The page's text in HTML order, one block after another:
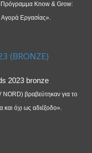
Know & Grow:
Εργασίας».
(BRONZE)
βραβεύτηκαν για το
και όχι ως αδιέξοδο».